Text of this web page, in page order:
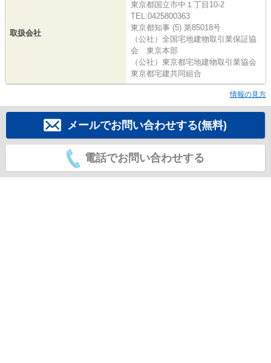
取扱会社
東京都国立市中１丁目10-2
TEL:0425800363
東京都知事 (5) 第85018号
（公社）全国宅地建物取引業保証協
会 東京本部
（公社）東京都宅地建物取引業協会
東京都宅建共同組合
情報の見方
メールでお問い合わせする(無料)
電話でお問い合わせする